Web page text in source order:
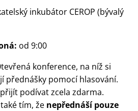
inkubátor CEROP (bývalý
od 9:00
konference, na níž si
přednášky pomocí hlasování.
podívat zcela zdarma.
tím, že nepřednáší pouze